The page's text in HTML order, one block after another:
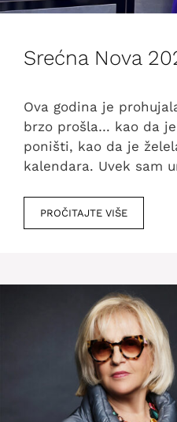
Srećna Nova
Ova godina je
brzo prošla… kao da
poništi, kao da je
kalendara. Uvek sam
PROČITAJTE VIŠE